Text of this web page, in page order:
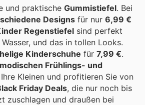
und praktische Gummistiefel. Bei
Designs für nur 6,99 €
Regenstiefel sind perfekt
und das in tollen Looks.
Kinderschuhe für 7,99 €.
modischen Frühlings- und
Kleinen und profitieren Sie von
Friday Deals, die nur noch bis
zuschlagen und draußen bei